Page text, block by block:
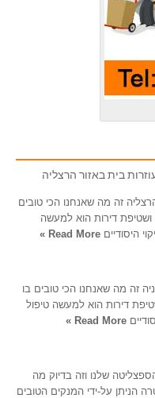
בית באזור הרצליה
זה מה שאנחנו הכי טובים
ושטיפת דירות הוא למעשה
היסודיים Read More »
זה מה שאנחנו הכי טובים בו
דירות הוא למעשה טיפול
Read More »
שלנו וזה בדיוק מה
הניתן על-ידי המנקים הטובים